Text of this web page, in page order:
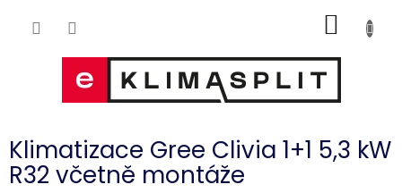
KOŠÍK
Klimatizace Gree Clivia 1+1 5,3 kW
R32 včetně montáže